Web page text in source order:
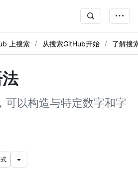
上搜索 从搜索GitHub开始 了解搜
可以构造与特定数字和字